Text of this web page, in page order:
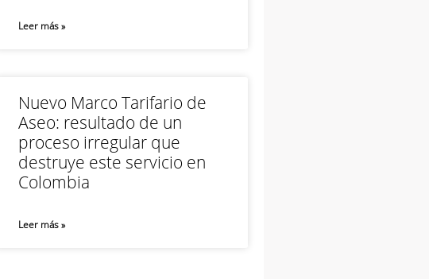
Leer más »
Nuevo Marco Tarifario de
Aseo: resultado de un
proceso irregular que
destruye este servicio en
Colombia
Leer más »